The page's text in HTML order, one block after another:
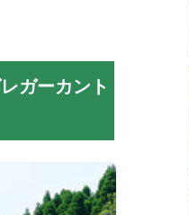
ガーカント